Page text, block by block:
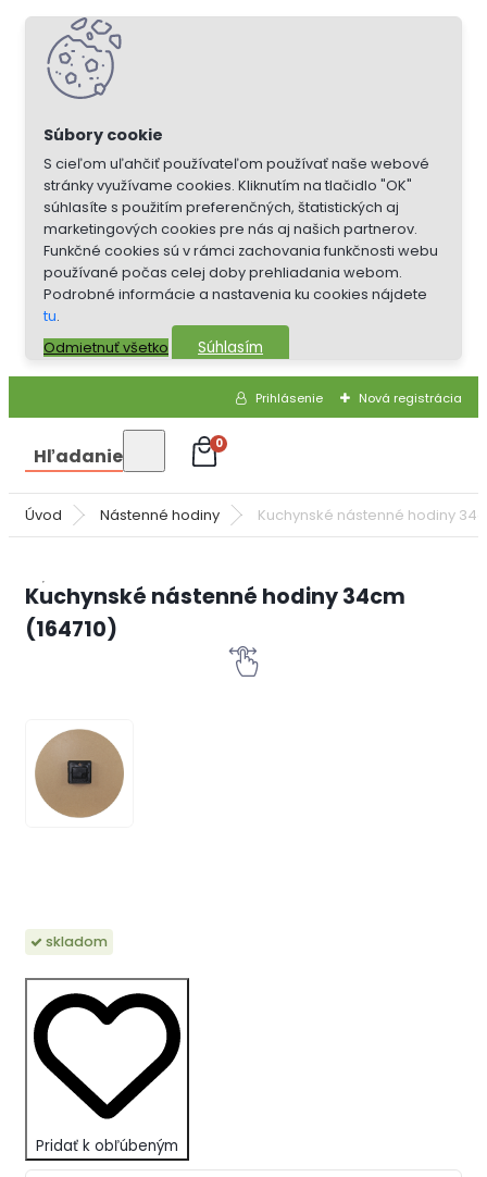
S cieľom uľahčiť používateľom používať naše webové
stránky využívame cookies. Kliknutím na tlačidlo "OK"
súhlasíte s použitím preferenčných, štatistických aj
marketingových cookies pre nás aj našich partnerov.
Funkčné cookies sú v rámci zachovania funkčnosti webu
používané počas celej doby prehliadania webom.
Podrobné informácie a nastavenia ku cookies nájdete
tu.
Odmietnuť všetko
Súhlasím
Prihlásenie Nová registrácia
Hľadanie
0
Úvod Nástenné hodiny Kuchynské nástenné hodiny
Kuchynské nástenné hodiny 34cm
(164710)
skladom
Pridať k obľúbeným